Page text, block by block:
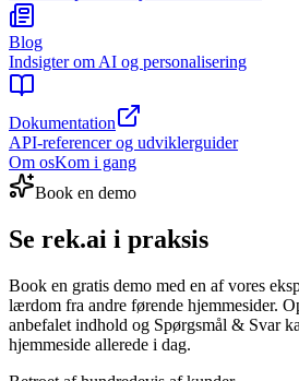
Blog
Indsigter om AI og personalisering
Dokumentation
API-referencer og udviklerguider
Om osKom i gang
Book en demo
Se rek.ai i praksis
Book en gratis demo med en af vores
lærdom fra andre førende hjemmesider.
anbefalet indhold og Spørgsmål & Svar
hjemmeside allerede i dag.